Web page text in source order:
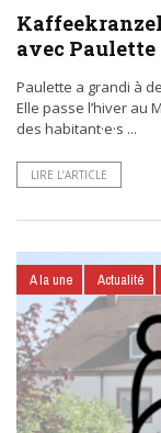
avec
Paulette a grandi à
Elle passe l’hiver au
des habitant·e·s ...
LIRE L’ARTICLE
A la une Actualité